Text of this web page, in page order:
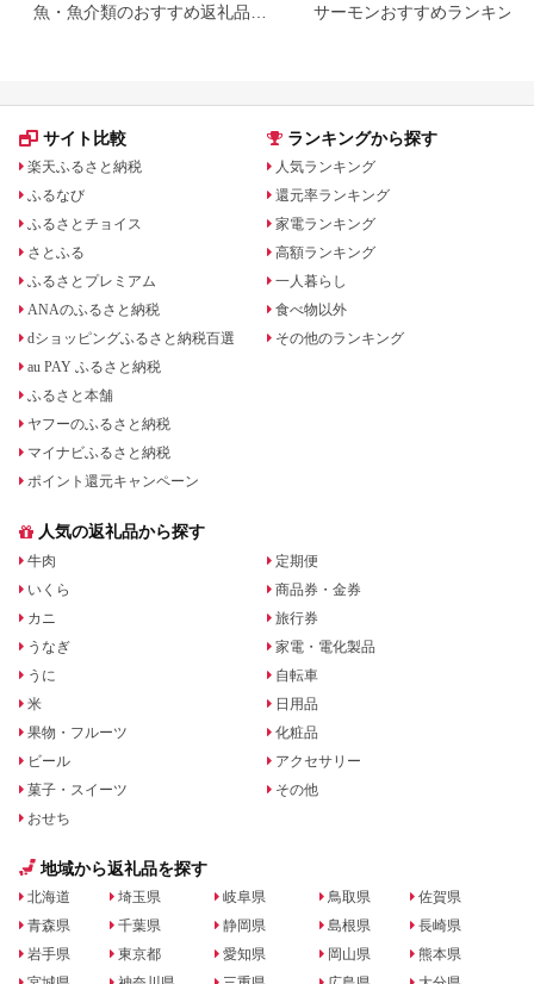
魚・魚介類のおすすめ返礼品ラ
サーモンおすすめランキング
サイト比較
楽天ふるさと納税
ふるなび
ふるさとチョイス
さとふる
ふるさとプレミアム
ANAのふるさと納税
dショッピングふるさと納税百選
au PAY ふるさと納税
ふるさと本舗
ヤフーのふるさと納税
マイナビふるさと納税
ポイント還元キャンペーン
ランキングから探す
人気ランキング
還元率ランキング
家電ランキング
高額ランキング
一人暮らし
食べ物以外
その他のランキング
人気の返礼品から探す
牛肉
いくら
カニ
うなぎ
うに
米
果物・フルーツ
ビール
菓子・スイーツ
おせち
定期便
商品券・金券
旅行券
家電・電化製品
自転車
日用品
化粧品
アクセサリー
その他
地域から返礼品を探す
北海道
青森県
岩手県
埼玉県
千葉県
東京都
岐阜県
静岡県
愛知県
鳥取県
島根県
岡山県
佐賀県
長崎県
熊本県